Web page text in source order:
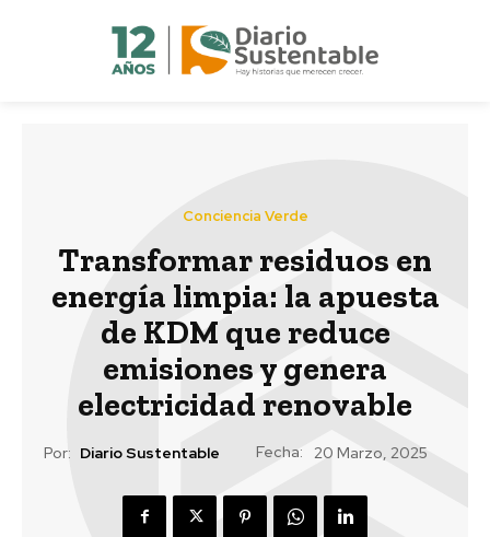
Conciencia Verde
Transformar residuos en
energía limpia: la apuesta
de KDM que reduce
emisiones y genera
electricidad renovable
Por: Diario Sustentable Fecha: 20 Marzo, 2025